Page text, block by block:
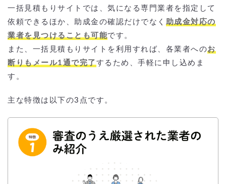
一括見積もりサイトでは、気になる専門業者を指定して
依頼できるほか、助成金の確認だけでなく
助成金対応の
業者を見つけることも可能です。
また、一括見積もりサイトを利用すれば、各業者へのお
断りもメール1通で完了 するため、手軽に申し込めま
す。
主な特徴は以下の3点です。